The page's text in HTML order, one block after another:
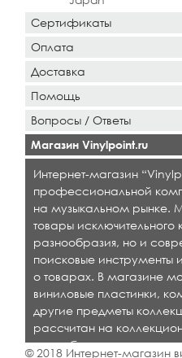
Сертификаты
Оплата
Доставка
Помощь
Вопросы / Ответы
Магазин Vinylpoint.ru
Интернет-магазин
профессиональной
на музыкальном рынке.
товары исключительного
разнообразия, но и
поисковые
о товарах. В магазине
виниловые пластинки,
другие предметы
рассчитан на
кто любит
© 2018 Интернет-магазин